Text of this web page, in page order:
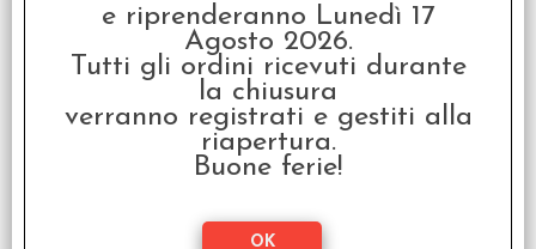
€15,99
e riprenderanno Lunedì 17
Agosto 2026.
Tutti gli ordini ricevuti durante
la chiusura
verranno registrati e gestiti alla
riapertura.
Buone ferie!